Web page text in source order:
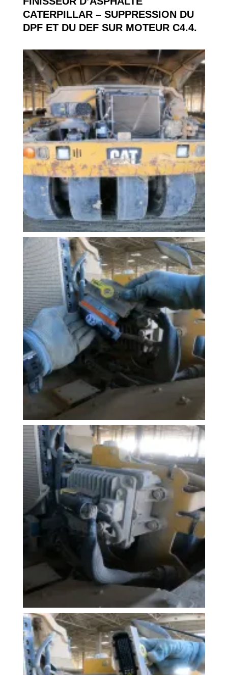
CATERPILLAR – SUPPRESSION DU
DPF ET DU DEF SUR MOTEUR C4.4.